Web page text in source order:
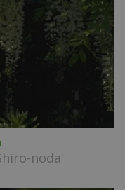
noda'